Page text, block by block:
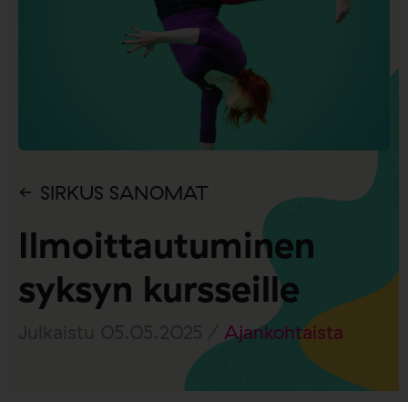
SIRKUS SANOMAT
Ilmoittautuminen
syksyn kursseille
Ajankohtaista